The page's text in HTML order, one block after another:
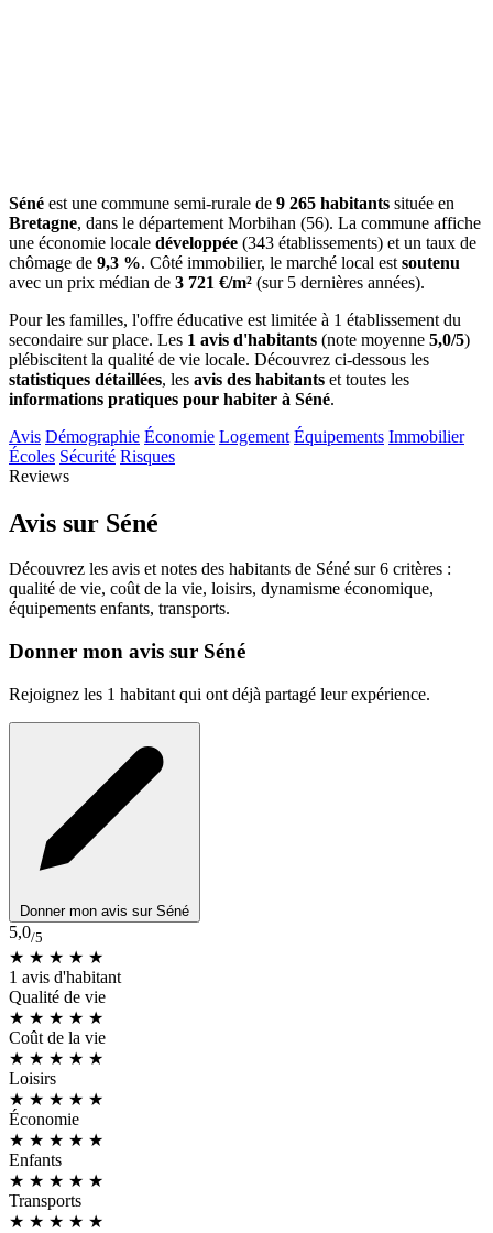
Séné est une commune semi-rurale de 9 265 habitants située en
Bretagne, dans le département Morbihan (56). La commune affiche
une économie locale développée (343 établissements) et un taux de
chômage de 9,3 %. Côté immobilier, le marché local est soutenu
avec un prix médian de 3 721 €/m² (sur 5 dernières années).
Pour les familles, l'offre éducative est limitée à 1 établissement du
secondaire sur place. Les 1 avis d'habitants (note moyenne 5,0/5)
plébiscitent la qualité de vie locale. Découvrez ci-dessous les
statistiques détaillées, les avis des habitants et toutes les
informations pratiques pour habiter à Séné.
Avis Démographie Économie Logement Équipements Immobilier
Écoles Sécurité Risques
Reviews
Avis sur Séné
Découvrez les avis et notes des habitants de Séné sur 6 critères :
qualité de vie, coût de la vie, loisirs, dynamisme économique,
équipements enfants, transports.
Donner mon avis sur Séné
Rejoignez les 1 habitant qui ont déjà partagé leur expérience.
Donner mon avis sur Séné
5,0/5
★ ★ ★ ★ ★
1 avis d'habitant
Qualité de vie
★ ★ ★ ★ ★
Coût de la vie
★ ★ ★ ★ ★
Loisirs
★ ★ ★ ★ ★
Économie
★ ★ ★ ★ ★
Enfants
★ ★ ★ ★ ★
Transports
★ ★ ★ ★ ★